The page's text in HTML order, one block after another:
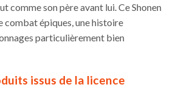
comme son père avant lui. Ce Shonen
combat épiques, une histoire
particulièrement bien
issus de la licence